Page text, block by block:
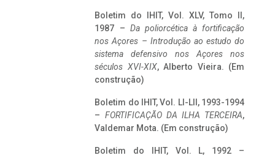
Boletim do IHIT, Vol. XLV, Tomo II,
1987 – Da poliorcética à fortificação
nos Açores – Introdução ao estudo do
sistema defensivo nos Açores nos
séculos XVI-XIX, Alberto Vieira. (Em
construção)
Boletim do IHIT, Vol. LI-LII, 1993-1994
– FORTIFICAÇÃO DA ILHA TERCEIRA,
Valdemar Mota. (Em construção)
Boletim do IHIT, Vol. L, 1992 –